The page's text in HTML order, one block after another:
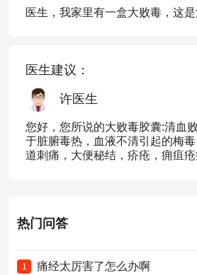
医生，我家里有一盒大败毒，这
医生建议：
许医生
您好，您所说的大败毒胶囊:清血
于脏腑毒热，血液不清引起的梅
道刺痛，大便秘结，疥疮，痈疽疮
热门问答
1 痛经太厉害了怎么办啊